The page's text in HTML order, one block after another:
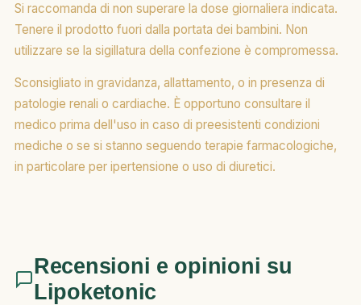
Si raccomanda di non superare la dose giornaliera indicata.
Tenere il prodotto fuori dalla portata dei bambini. Non
utilizzare se la sigillatura della confezione è compromessa.
Sconsigliato in gravidanza, allattamento, o in presenza di
patologie renali o cardiache. È opportuno consultare il
medico prima dell'uso in caso di preesistenti condizioni
mediche o se si stanno seguendo terapie farmacologiche,
in particolare per ipertensione o uso di diuretici.
Recensioni e opinioni su
Lipoketonic